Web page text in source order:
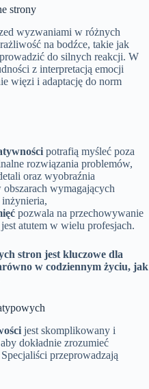
strony
wyzwaniami w różnych
na bodźce, takie jak
do silnych reakcji. W
z interpretacją emocji
więzi i adaptację do norm
potrafią myśleć poza
rozwiązania problemów,
oraz wyobraźnia
obszarach wymagających
pozwala na przechowywanie
atutem w wielu profesjach.
stron jest kluczowe dla
w codziennym życiu, jak
jest skomplikowany i
dokładnie zrozumieć
przeprowadzają